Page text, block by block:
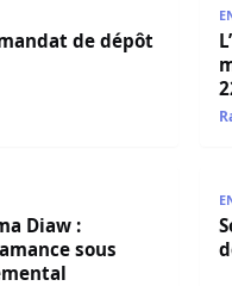
de dépôt
: L’exploitation du
Diaw :
sous